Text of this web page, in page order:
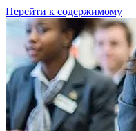
Перейти к содержимому